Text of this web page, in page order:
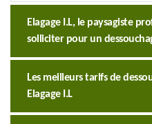
Elagage I.L, le paysagiste
solliciter pour un
Les meilleurs tarifs de
Elagage I.L